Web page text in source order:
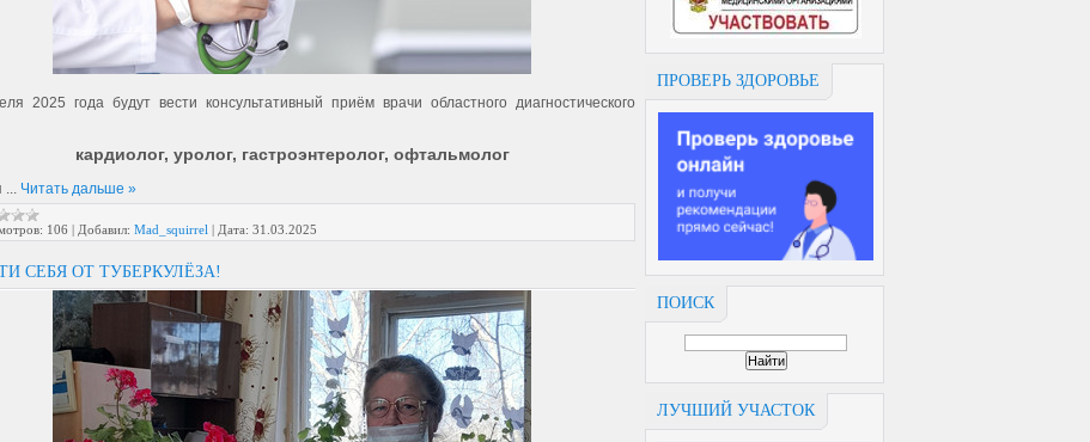
ПРОВЕРЬ ЗДОРОВЬЕ
ПОИСК
ЛУЧШИЙ УЧАСТОК
2025 года будут вести консультативный приём врачи областного диагностического
кардиолог, уролог, гастроэнтеролог, офтальмолог
... Читать дальше »
106 | Добавил: Mad_squirrel | Дата: 31.03.2025
СЕБЯ ОТ ТУБЕРКУЛЁЗА!